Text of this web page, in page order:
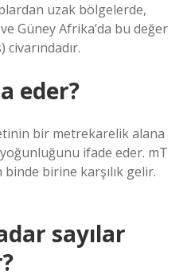
uzak bölgelerde,
Güney Afrika’da bu değer
eder?
bir metrekarelik alana
yoğunluğunu ifade eder. mT
binde birine karşılık gelir.
sayılar